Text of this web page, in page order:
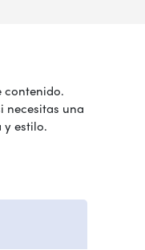
contenido.
necesitas una
estilo.